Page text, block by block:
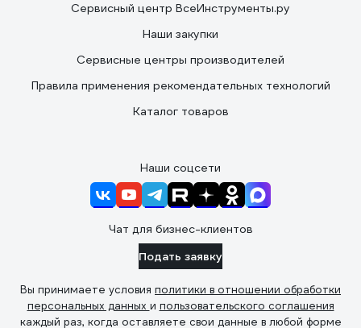
Сервисный центр ВсеИнструменты.ру
Наши закупки
Сервисные центры производителей
Правила применения рекомендательных технологий
Каталог товаров
Наши соцсети
Чат для бизнес-клиентов
Подать заявку
Вы принимаете условия политики в отношении обработки
персональных данных и пользовательского соглашения
каждый раз, когда оставляете свои данные в любой форме